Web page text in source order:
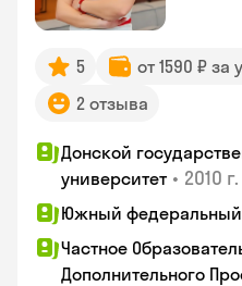
5 от 1590 ₽ за
2 отзыва
Донской
университет • 2010 г.
Южный федеральный
Частное
Дополнительного